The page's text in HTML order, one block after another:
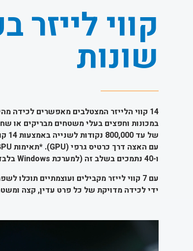
קווי לייזר
שונות
14 קווי הלייזר המצטלבים מאפשרים לכידה
במכונות וחפצים בעלי משטחים מבריקים או
ו-40 נתמכים בשלב זה (למערכת Windows בלבד).
עם 7 קווי לייזר מקבילים ועוצמתיים
ידי לכידה מדויקת של כל פרט עדין, קצה